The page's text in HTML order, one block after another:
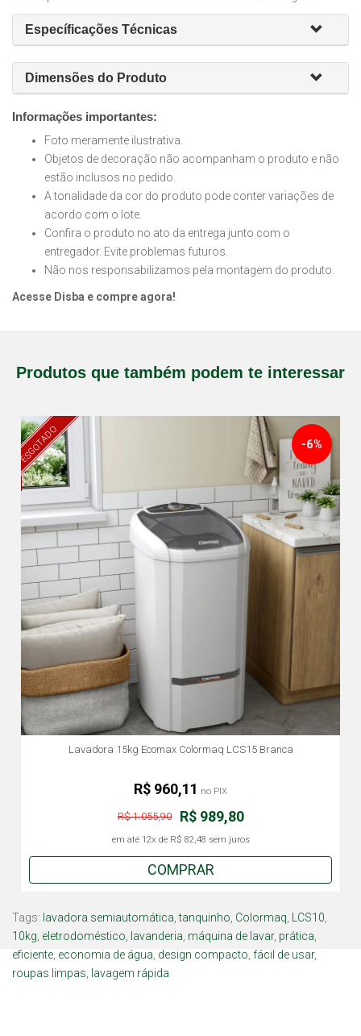
Específicações Técnicas
Dimensões do Produto
Informações importantes:
Foto meramente ilustrativa.
Objetos de decoração não acompanham o produto e não
estão inclusos no pedido.
A tonalidade da cor do produto pode conter variações de
acordo com o lote.
Confira o produto no ato da entrega junto com o
entregador. Evite problemas futuros.
Não nos responsabilizamos pela montagem do produto.
Acesse Disba e compre agora!
Produtos que também podem te interessar
ESGOTADO
Lavadora 15kg Ecomax Colormaq LCS15 Branca
-6%
R$ 989,80
R$ 1.055,90
em até 12x de R$ 82,48 sem juros
R$ 960,11 no PIX
COMPRAR
Tags: lavadora semiautomática ,tanquinho Colormaq LCS10
10kg eletrodoméstico lavanderia máquina de lavar, prática
eficiente economia de água design compacto fácil de usar,
roupas limpas
lavagem rápida